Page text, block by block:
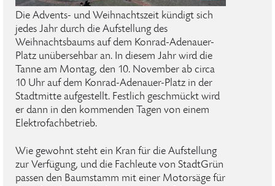
Die Advents- und Weihnachtszeit kündigt sich
jedes Jahr durch die Aufstellung des
Weihnachtsbaums auf dem Konrad-Adenauer-
Platz unübersehbar an. In diesem Jahr wird die
Tanne am Montag, den 10. November ab circa
10 Uhr auf dem Konrad-Adenauer-Platz in der
Stadtmitte aufgestellt. Festlich geschmückt wird
er dann in den kommenden Tagen von einem
Elektrofachbetrieb.
Wie gewohnt steht ein Kran für die Aufstellung
zur Verfügung, und die Fachleute von StadtGrün
passen den Baumstamm mit einer Motorsäge für